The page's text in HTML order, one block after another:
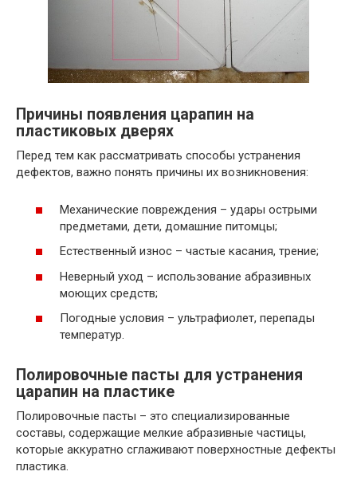
Причины появления царапин на
пластиковых дверях
Перед тем как рассматривать способы устранения
дефектов, важно понять причины их возникновения:
Механические повреждения – удары острыми
предметами, дети, домашние питомцы;
Естественный износ – частые касания, трение;
Неверный уход – использование абразивных
моющих средств;
Погодные условия – ультрафиолет, перепады
температур.
Полировочные пасты для устранения
царапин на пластике
Полировочные пасты – это специализированные
составы, содержащие мелкие абразивные частицы,
которые аккуратно сглаживают поверхностные дефекты
пластика.